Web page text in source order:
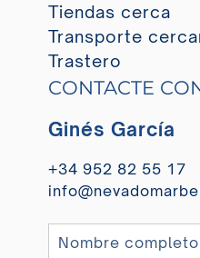
Tiendas cerca
Transporte
Trastero
CONTACTE
Ginés García
+34 952 82 55 17